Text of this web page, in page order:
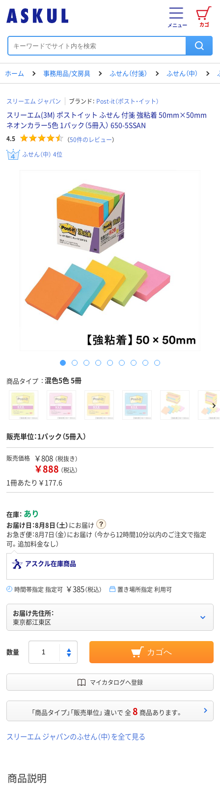
カゴ
メニュー
ホーム 事務用品/文房具 ふせん（付箋） ふせん（中）
スリーエム ジャパン ブランド： Post-it（ポスト・イット）
スリーエム(3M) ポストイット ふせん 付箋 強粘着 50mm×50mm
ネオンカラー5色 1パック（5冊入） 650-5SSAN
4.5 （50件のレビュー）
ふせん（中） 4位
商品タイプ 混色5色 5冊
販売単位：1パック（5冊入）
販売価格 ￥808 （税抜き）
￥888 （税込）
1冊あたり￥177.6
在庫： あり
お届け日：8月8日（土）にお届け
お急ぎ便：8月7日（金）にお届け （今から12時間10分以内のご注文で指定
可。追加料金なし）
アスクル在庫商品
時間帯指定 指定可 ￥385（税込） 置き場所指定 利用可
お届け先住所：
東京都江東区
数量 カゴへ
マイカタログへ登録
「商品タイプ」「販売単位」 違いで 全8 商品あります。
スリーエム ジャパンのふせん（中）を全て見る
商品説明